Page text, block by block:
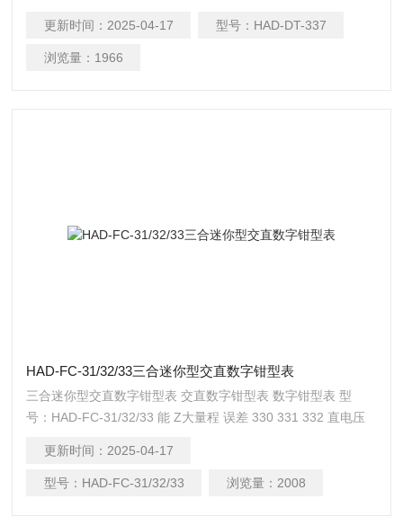
用周期，也能及时提醒使用者更换低电能电池。 数据保持能可
保存数值兼MAX读数保持能，便于操作者准确读取测量数值。
更新时间： 2025-04-17 型号： HAD-DT-337
浏览量： 1966
HAD-FC-31/32/33三合迷你型交直数字钳型表
三合迷你型交直数字钳型表 交直数字钳型表 数字钳型表 型
号：HAD-FC-31/32/33 能 Z大量程 误差 330 331 332 直电压
﹡ ﹡ ﹡
更新时间： 2025-04-17
型号： HAD-FC-31/32/33 浏览量： 2008